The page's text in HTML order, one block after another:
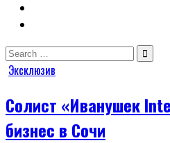
Search
for:
Posted
Эксклюзив
Солист «Иванушек
бизнес в Сочи